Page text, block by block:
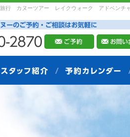
行 カヌーツアー レイクウォーク アドベンチ